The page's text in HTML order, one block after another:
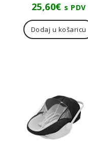
25,60€ s PDV
Dodaj u košaricu